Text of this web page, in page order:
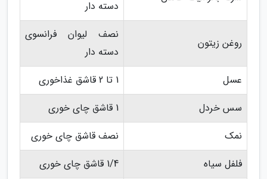
دسته دار
روغن زیتون
نصف لیوان فرانسوی
دسته دار
عسل
1 تا 2 قاشق غذاخوری
سس خردل
1 قاشق چای خوری
نمک
نصف قاشق چای خوری
فلفل سیاه
1/4 قاشق چای خوری